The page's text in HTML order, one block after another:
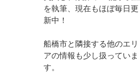
を執筆、現在もほぼ毎日更
新中！
船橋市と隣接する他のエリ
アの情報も少し扱っていま
す。